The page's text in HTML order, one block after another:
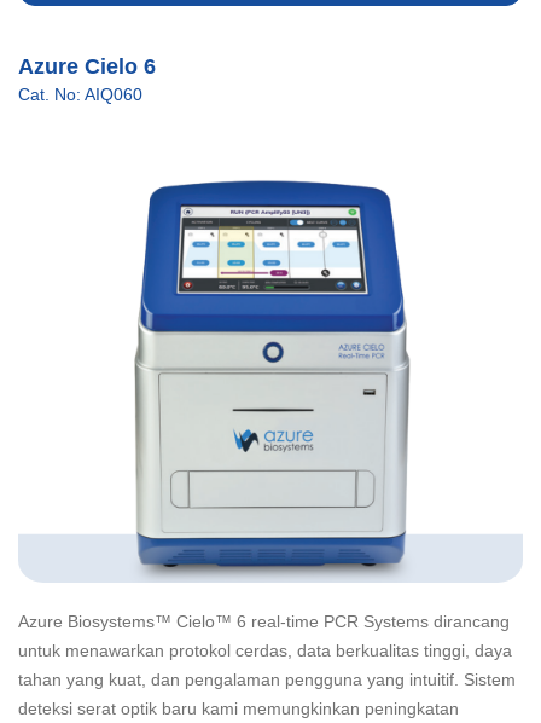
Azure Cielo 6
Cat. No: AIQ060
Azure Biosystems™ Cielo™ 6 real-time PCR Systems dirancang
untuk menawarkan protokol cerdas, data berkualitas tinggi, daya
tahan yang kuat, dan pengalaman pengguna yang intuitif. Sistem
deteksi serat optik baru kami memungkinkan peningkatan